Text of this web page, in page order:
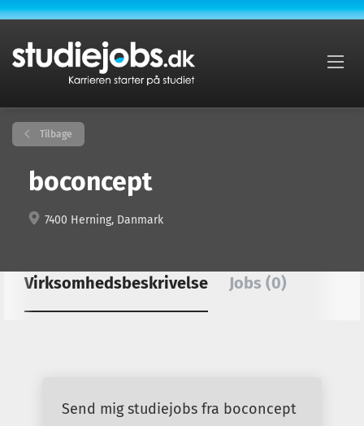
Tilbage
boconcept
7400 Herning, Danmark
Virksomhedsbeskrivelse Jobs (0)
Send mig studiejobs fra boconcept